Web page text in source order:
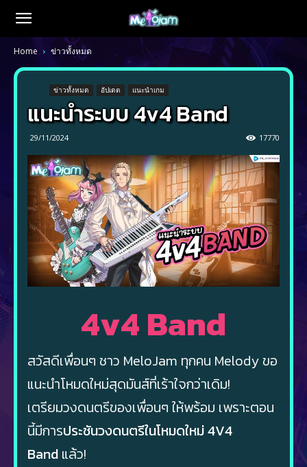
Home ข่าวทั้งหมด
ข่าวทั้งหมด อัปเดต แนะนำเกม
แนะนำระบบ 4v4 Band
29/11/2024 17770
4v4 Band
สวัสดีเพื่อนๆ ชาว MeloJam ทุกคน Melody ขอ
แนะนำโหมดใหม่สุดมันส์ที่เร้าใจกว่าเดิม!
เตรียมวงดนตรีของเพื่อนๆ ให้พร้อม เพราะตอน
นี้มีการประชันวงดนตรีในโหมดใหม่ 4V4
Band แล้ว!